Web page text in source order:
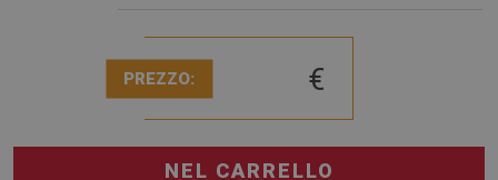
PREZZO: €
NEL CARRELLO